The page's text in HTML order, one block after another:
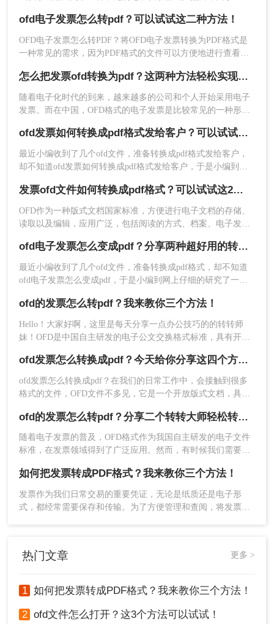
2、点击“选择文件”，把需要转换的OFD文件上传上
去。
总结：
以上就是怎么把发票OFD转换为PDF的方法介绍
了，将OFD发票转换为PDF格式有多种方法可供选
择。你可以根据自己的需求和实际情况选择最适合
自己的方法。无论使用哪种方法，都需要注意保留
原有的发票信息并确保转换后的PDF文件质量。
多用户需要将OFD发票转换为PDF格式以便于查看、存储和分
享。那么怎么把发票OFD转换为PDF呢？本文将介绍几种将
OFD发票转换为PDF的方法。
ofd电子发票怎么转pdf？可以试试这二种方法！
OFD电子发票怎么转PDF？将OFD电子发票转换为PDF格式是
一种常见的需求，因为PDF格式的文件可以方便地进行查看、
PDF格式的方法和步骤，以及需要注意的事项，帮助大家更好
地完成转换操作。
怎么把发票ofd转换为pdf？这两种方法轻松实现转换
随着电子化时代的到来，越来越多的公司和个人开始采用电子
发票。而在中国，OFD格式的电子发票是比较常见的一种形
读，因此需要将其转换为PDF格式。本文将介绍怎么把发票ofd
转换为pdf。
ofd发票如何转换成pdf格式发给客户？可以试试这3种方法！
最近小编收到了几个ofd文件，准备转换成pdf格式发给客户，
却不知道ofd发票如何转换成pdf格式发给客户，于是小编到网
方法，并且成功进行了转换，下面小编就把一些详细的方法也
分享给大家，大家有需要的话，可以来参考下哦。
发票ofd文件如何转换成pdf格式？可以试试这2种方法
OFD作为一种版式文档国家标准，方便进行电子文档的存储、
读取以及编辑，应用广泛，包括阅读的方式、档案、电子发
格式呢？今天就给大家分享2个ofd转pdf工具，快速搞定格式互
转
ofd电子发票怎么变成pdf？分享两种超好用的转换方法！
最近小编收到了几个ofd文件，准备转换成pdf格式，却不知道
ofd电子发票怎么变成pdf，于是小编到网上仔细的研究了一
行了转换，下面小编就把详细的操作步骤也分享给大家，大家
有需要的话，可以来参考下哦。
ofd的发票怎么转pdf？我来教你三个方法！
Hello！大家好啊，这里是每天分享一点办公技巧的的转转师
妹！OFD是中国自主研发的电子公文交换格式标准，具有开
文、电子发票、电子合同等场景。然而，由于OFD格式较为新
颖，很多用户可能不知道如何将其转换为常见的PDF格式。本
文将介绍三种将ofd的发票怎么转pdf方法，帮助大家解决这个
问题。
ofd发票怎么转换成pdf？今天给你分享这四个方法！
ofd发票怎么转换成pdf？在我们的日常工作中，会接触到很多
格式的文件，OFD文件不多见，它是一个开放版式文档，具有
ofd的发票怎么转pdf？分享二个转转大师轻松转换方法！
随着电子发票的普及，OFD格式作为我国自主研发的电子文件
标准，在发票领域得到了广泛应用。然而，有时候我们需要将
查看、打印和使用。那么ofd的发票怎么转pdf呢？转转大师作
为一款强大的文件转换工具，提供了两种OFD发票转PDF的方
法，让转换过程变得更加简单高效。
如何把发票转成PDF格式？我来教你三个方法！
发票作为我们日常交易的重要凭证，无论是纸质还是电子形
式，都经常需要保存和传输。为了方便管理和查阅，将发票转
热门文章 更多 >
1 如何把发票转成PDF格式？我来教你三个方法！
2 ofd文件怎么打开？这3个方法可以试试！